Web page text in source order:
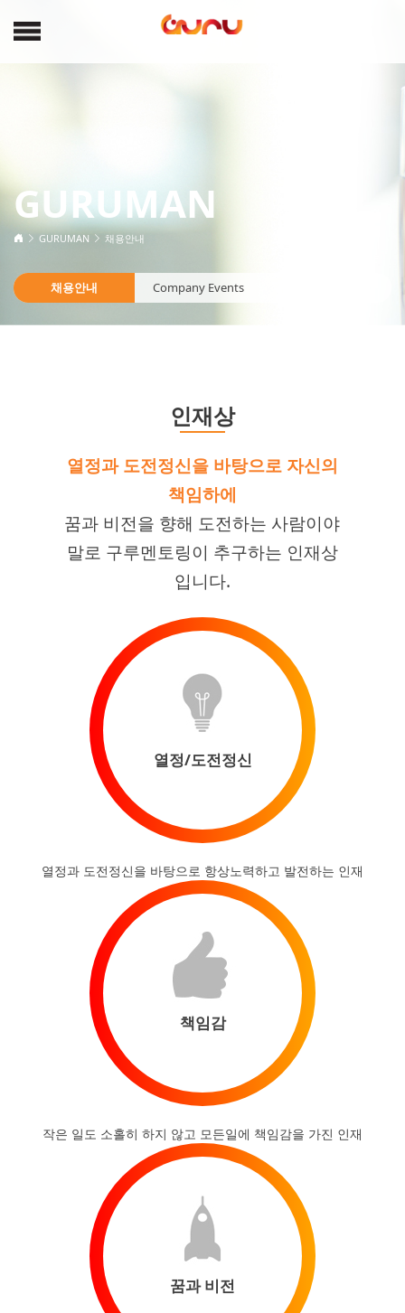
GURUMAN
GURUMAN 채용안내
채용안내 Company Events
인재상
열정과 도전정신을 바탕으로 자신의
책임하에
꿈과 비전을 향해 도전하는 사람이야
말로 구루멘토링이 추구하는 인재상
입니다.
열정/도전정신
열정과 도전정신을 바탕으로 항상노력하고 발전하는 인재
책임감
작은 일도 소홀히 하지 않고 모든일에 책임감을 가진 인재
꿈과 비전